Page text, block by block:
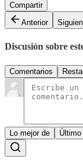
Compartir
Anterior
Discusión sobre
Comentarios
Lo mejor de Último